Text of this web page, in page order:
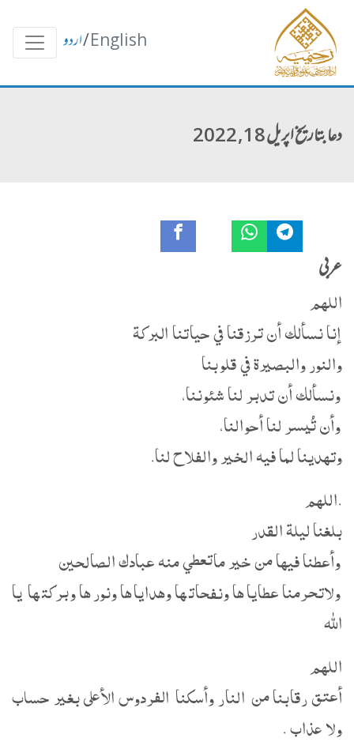
English
/اردو
دعا بتاریخ اپریل 18, 2022
عربی
اللهم
إنا نسألك أن ترزقنا في حياتنا البركة
والنور والبصيرة في قلوبنا
ونسألك أن تدبر لنا شئوننا،
وأن تُيسر لنا أحوالنا،
وتهدينا لما فيه الخير والفلاح لنا.
.اللهم
بلغنا ليلة القدر
وأعطنا فيها من خير ماتعطي منه عبادك الصالحين
ولاتحرمنا عطاياها ونفحاتها وهداياها ونورها وبركتها يا
الله
اللهم
أعتق رقابنا من النار وأسكنا الفردوس الأعلى بغير حساب
ولا عذاب .